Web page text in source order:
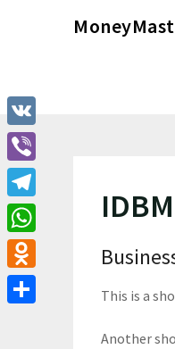
This is a
Another
VK
Viber
Telegram
WhatsApp
Odnoklassniki